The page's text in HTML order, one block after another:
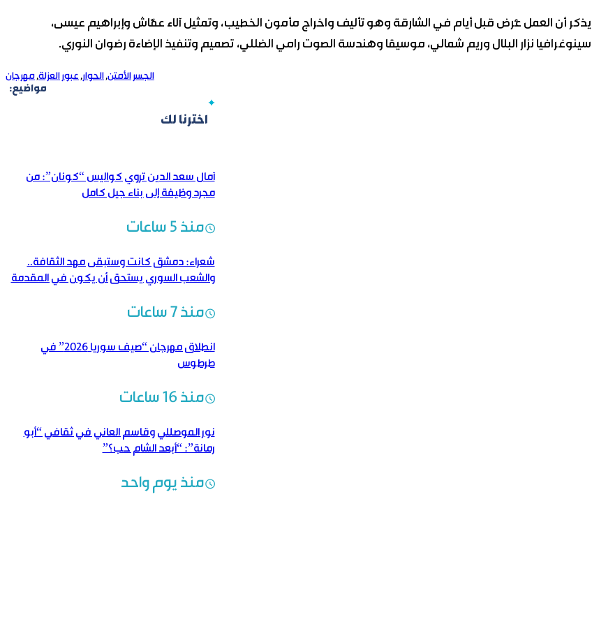
يذكر أن العمل عُرض قبل أيام في الشارقة وهو تأليف واخراج مأمون الخطيب، وتمثيل آلاء عفّاش وإبراهيم عيسى،
سينوغرافيا نزار البلال وريم شمالي، موسيقا وهندسة الصوت رامي الضللي، تصميم وتنفيذ الإضاءة رضوان النوري.
الجسر الأمتن,الحوار, عبور العزلة,مهرجان
مواضيع:
اخترنا لك
آمال سعد الدين تروي كواليس “كونان”: من
مجرد وظيفة إلى بناء جيل كامل
منذ 5 ساعات
شعراء: دمشق كانت وستبقى مهد الثقافة..
والشعب السوري يستحق أن يكون في المقدمة
منذ 7 ساعات
انطلاق مهرجان “صيف سوريا 2026” في
طرطوس
منذ 16 ساعات
نور الموصللي وقاسم العاني في ثقافي “أبو
رمانة”: “أبعد الشام حب؟”
منذ يوم واحد